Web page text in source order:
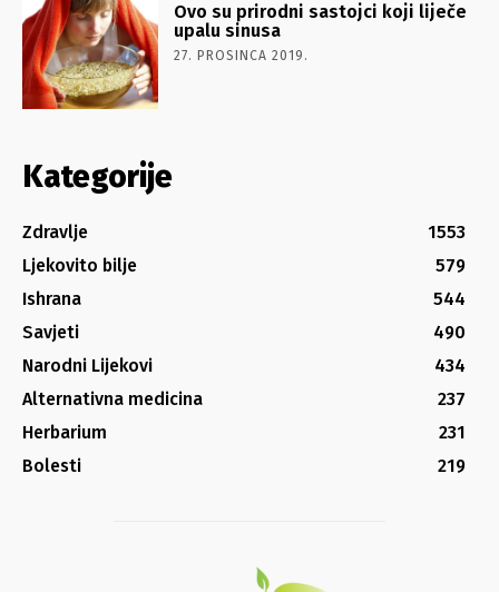
Ovo su prirodni sastojci koji liječe
upalu sinusa
27. PROSINCA 2019.
Kategorije
Zdravlje
1553
Ljekovito bilje
579
Ishrana
544
Savjeti
490
Narodni Lijekovi
434
Alternativna medicina
237
Herbarium
231
Bolesti
219